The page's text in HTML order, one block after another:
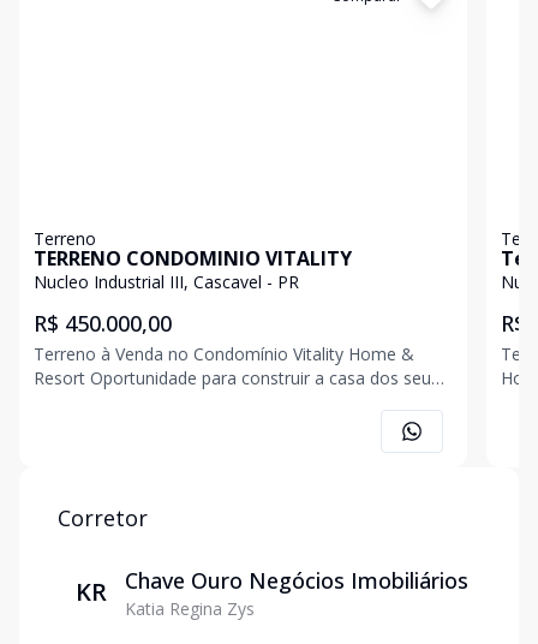
Terreno
TERRENO CONDOMINIO VITALITY
Nucleo Industrial III, Cascavel - PR
R$ 450.000,00
Terreno à Venda no Condomínio Vitality Home &
Resort Oportunidade para construir a casa dos seus
dentro do condomínio Ideal para projetos de al
R$
Terreno
Corretor
KR Chave Ouro Negócios Imobiliários
Katia Regina Zys